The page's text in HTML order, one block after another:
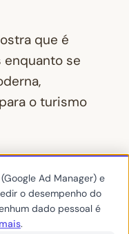
que é
enquanto se
o turismo
a fazer
(Google Ad Manager) e
o desempenho do
dado pessoal é
.